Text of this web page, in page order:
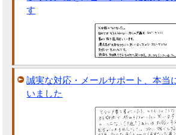
す
誠実な対応・メールサポート、本当
いました